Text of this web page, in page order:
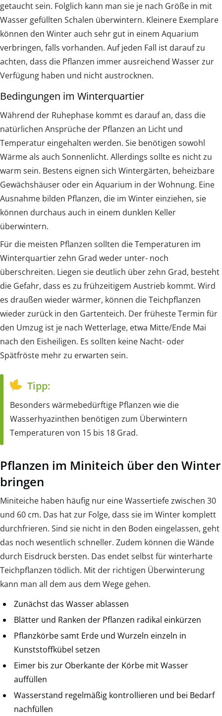
getaucht sein. Folglich kann man sie je nach Größe in mit
Wasser gefüllten Schalen überwintern. Kleinere Exemplare
können den Winter auch sehr gut in einem Aquarium
verbringen, falls vorhanden. Auf jeden Fall ist darauf zu
achten, dass die Pflanzen immer ausreichend Wasser zur
Verfügung haben und nicht austrocknen.
Bedingungen im Winterquartier
Während der Ruhephase kommt es darauf an, dass die
natürlichen Ansprüche der Pflanzen an Licht und
Temperatur eingehalten werden. Sie benötigen sowohl
Wärme als auch Sonnenlicht. Allerdings sollte es nicht zu
warm sein. Bestens eignen sich Wintergärten, beheizbare
Gewächshäuser oder ein Aquarium in der Wohnung. Eine
Ausnahme bilden Pflanzen, die im Winter einziehen, sie
können durchaus auch in einem dunklen Keller
überwintern.
Für die meisten Pflanzen sollten die Temperaturen im
Winterquartier zehn Grad weder unter- noch
überschreiten. Liegen sie deutlich über zehn Grad, besteht
die Gefahr, dass es zu frühzeitigem Austrieb kommt. Wird
es draußen wieder wärmer, können die Teichpflanzen
wieder zurück in den Gartenteich. Der früheste Termin für
den Umzug ist je nach Wetterlage, etwa Mitte/Ende Mai
nach den Eisheiligen. Es sollten keine Nacht- oder
Spätfröste mehr zu erwarten sein.
Tipp:
Besonders wärmebedürftige Pflanzen wie die
Wasserhyazinthen benötigen zum Überwintern
Temperaturen von 15 bis 18 Grad.
Pflanzen im Miniteich über den Winter
bringen
Miniteiche haben häufig nur eine Wassertiefe zwischen 30
und 60 cm. Das hat zur Folge, dass sie im Winter komplett
durchfrieren. Sind sie nicht in den Boden eingelassen, geht
das noch wesentlich schneller. Zudem können die Wände
durch Eisdruck bersten. Das endet selbst für winterharte
Teichpflanzen tödlich. Mit der richtigen Überwinterung
kann man all dem aus dem Wege gehen.
Zunächst das Wasser ablassen
Blätter und Ranken der Pflanzen radikal einkürzen
Pflanzkörbe samt Erde und Wurzeln einzeln in
Kunststoffkübel setzen
Eimer bis zur Oberkante der Körbe mit Wasser
auffüllen
Wasserstand regelmäßig kontrollieren und bei Bedarf
nachfüllen